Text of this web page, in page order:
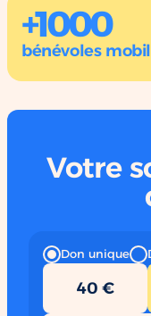
+1000
bénévoles
Votre
Don unique
40 €